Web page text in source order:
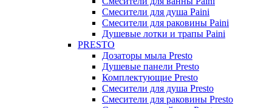
Смесители для душа Paini
Смесители для раковины Paini
Душевые лотки и трапы Paini
PRESTO
Дозаторы мыла Presto
Душевые панели Presto
Комплектующие Presto
Смесители для душа Presto
Смесители для раковины Presto